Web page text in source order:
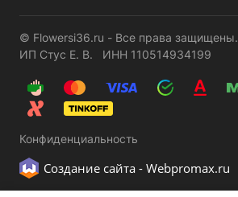
© Flowersi36.ru - Все права защищены.
ИП Стус Е. В. ИНН 110514934199
Конфиденциальность
Создание сайта - Webpromax.ru